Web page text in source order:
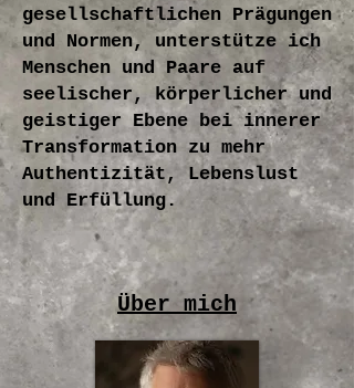
gesellschaftlichen Prägungen
und Normen, unterstütze ich
Menschen und Paare auf
seelischer, körperlicher und
geistiger Ebene bei innerer
Transformation zu mehr
Authentizität, Lebenslust
und Erfüllung.
Über mich